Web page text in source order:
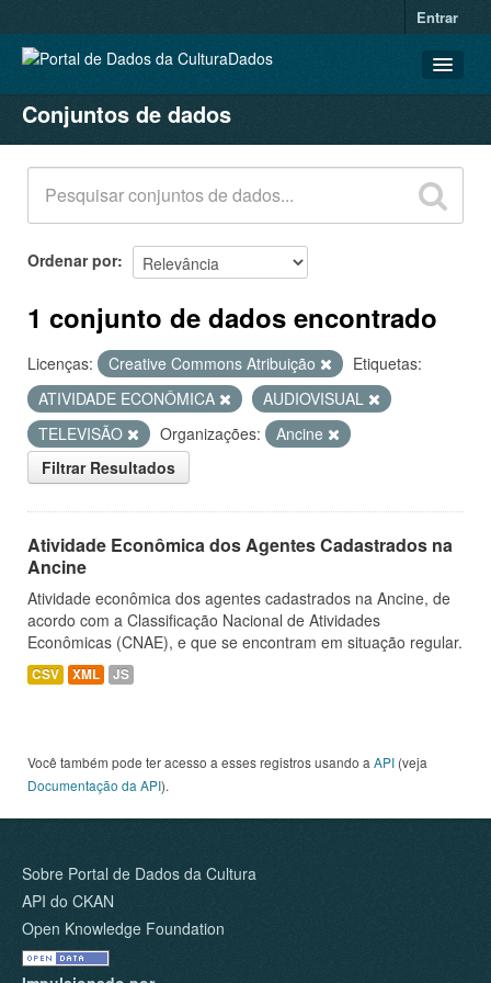
Entrar
CONJUNTOS DE DADOS
ORGANIZAÇÕES
GRUPOS
SOBRE
Conjuntos de dados
Ordenar por
1 conjunto de dados encontrado
Licenças: Creative Commons Atribuição
Etiquetas:
ATIVIDADE ECONÔMICA
AUDIOVISUAL
TELEVISÃO
Organizações:
Ancine
Filtrar Resultados
Atividade Econômica dos Agentes Cadastrados na
Ancine
Atividade econômica dos agentes cadastrados na Ancine, de
acordo com a Classificação Nacional de Atividades
Econômicas (CNAE), e que se encontram em situação regular.
CSV XML JS
Você também pode ter acesso a esses registros usando a API (veja
Documentação da API).
Sobre Portal de Dados da Cultura
API do CKAN
Open Knowledge Foundation